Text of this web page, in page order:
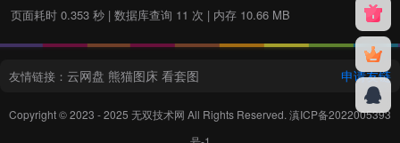
页面耗时 0.353 秒 | 数据库查询 11 次 | 内存 10.66 MB
友情链接： 云网盘 熊猫图床 看套图 申请友链
Copyright © 2023 - 2025 无双技术网 All Rights Reserved. 滇ICP备2022005393